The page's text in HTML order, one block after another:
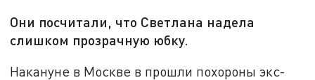
Они посчитали, что Светлана надела
слишком прозрачную юбку.
Накануне в Москве в прошли похороны экс-